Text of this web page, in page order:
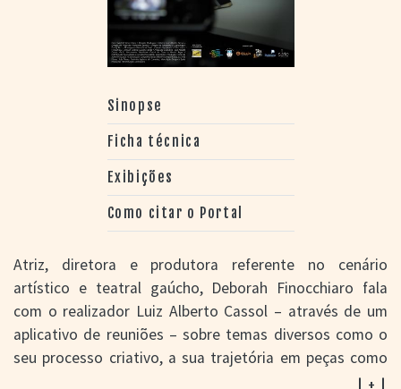
Sinopse
Ficha técnica
Exibições
Como citar o Portal
Atriz, diretora e produtora referente no cenário
artístico e teatral gaúcho, Deborah Finocchiaro fala
com o realizador Luiz Alberto Cassol – através de um
aplicativo de reuniões – sobre temas diversos como o
seu processo criativo, a sua trajetória em peças como
e a arte como